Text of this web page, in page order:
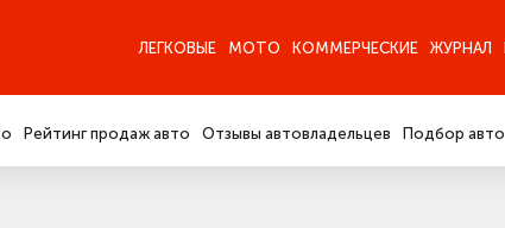
ЛЕГКОВЫЕ МОТО КОММЕРЧЕСКИЕ ЖУРНАЛ
Рейтинг продаж авто Отзывы автовладельцев Подбор авто